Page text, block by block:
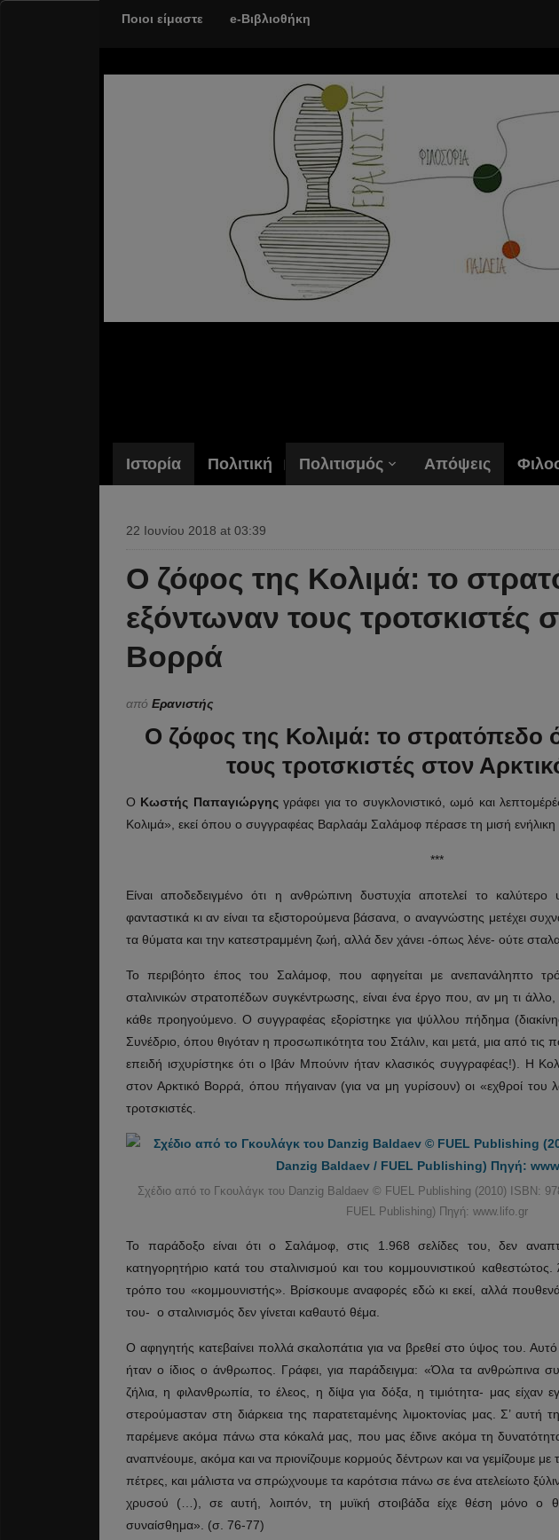
Ποιοι είμαστε e-Βιβλιοθήκη
Ιστορία Πολιτική Πολιτισμός Απόψεις
22 Ιουνίου 2018 at 03:39
Ο ζόφος της Κολιμά: το
εξόντωναν τους τροτσκιστές
Βορρά
από Ερανιστής
Ο ζόφος της Κολιμά: το στρατόπεδο
τους τροτσκιστές στον
Ο Κωστής Παπαγιώργης γράφει για το συγκλονιστικό, ωμό και
Κολιμά», εκεί όπου ο συγγραφέας Βαρλαάμ Σαλάμοφ πέρασε τη μισή ενήλικη
***
Είναι αποδεδειγμένο ότι η ανθρώπινη δυστυχία αποτελεί το
φανταστικά κι αν είναι τα εξιστορούμενα βάσανα, ο αναγνώστης μετέχει
τα θύματα και την κατεστραμμένη ζωή, αλλά δεν χάνει -όπως λένε- ούτε
Το περιβόητο έπος του Σαλάμοφ, που αφηγείται με ανεπανάληπτο
σταλινικών στρατοπέδων συγκέντρωσης, είναι ένα έργο που, αν μη τι άλλο,
κάθε προηγούμενο. Ο συγγραφέας εξορίστηκε για ψύλλου πήδημα
Συνέδριο, όπου θιγόταν η προσωπικότητα του Στάλιν, και μετά, μια από τις
επειδή ισχυρίστηκε ότι ο Ιβάν Μπούνιν ήταν κλασικός συγγραφέας!). Η
στον Αρκτικό Βορρά, όπου πήγαιναν (για να μη γυρίσουν) οι «εχθροί του
τροτσκιστές.
Σχέδιο από το Γκουλάγκ του Danzig Baldaev © FUEL Publishing (2010) ISBN:
FUEL Publishing) Πηγή: www.lifo.gr
Το παράδοξο είναι ότι ο Σαλάμοφ, στις 1.968 σελίδες του, δεν
κατηγορητήριο κατά του σταλινισμού και του κομμουνιστικού
τρόπο του «κομμουνιστής». Βρίσκουμε αναφορές εδώ κι εκεί, αλλά
του- ο σταλινισμός δεν γίνεται καθαυτό θέμα.
Ο αφηγητής κατεβαίνει πολλά σκαλοπάτια για να βρεθεί στο ύψος του.
ήταν ο ίδιος ο άνθρωπος. Γράφει, για παράδειγμα: «Όλα τα ανθρώπινα
ζήλια, η φιλανθρωπία, το έλεος, η δίψα για δόξα, η τιμιότητα- μας είχαν
στερούμασταν στη διάρκεια της παρατεταμένης λιμοκτονίας μας. Σ’ αυτή
παρέμενε ακόμα πάνω στα κόκαλά μας, που μας έδινε ακόμα τη
αναπνέουμε, ακόμα και να πριονίζουμε κορμούς δέντρων και να γεμίζουμε με
πέτρες, και μάλιστα να σπρώχνουμε τα καρότσια πάνω σε ένα ατελείωτο
χρυσού (…), σε αυτή, λοιπόν, τη μυϊκή στοιβάδα είχε θέση μόνο ο
συναίσθημα». (σ. 76-77)